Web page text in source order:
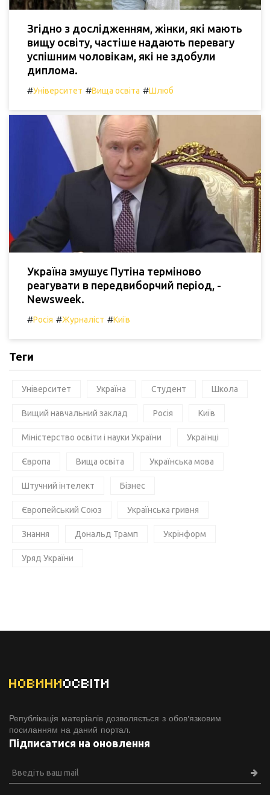
Згідно з дослідженням, жінки, які мають
вищу освіту, частіше надають перевагу
успішним чоловікам, які не здобули
диплома.
#Університет #Вища освіта #Шлюб
Україна змушує Путіна терміново
реагувати в передвиборчий період, -
Newsweek.
#Росія #Журналіст #Київ
Теги
Університет Україна Студент Школа
Вищий навчальний заклад Росія Київ
Міністерство освіти і науки України Українці
Європа Вища освіта Українська мова
Штучний інтелект Бізнес
Європейський Союз Українська гривня
Знання Дональд Трамп Укрінформ
Уряд України
НОВИНИОСВІТИ
Републікація матеріалів дозволяється з обов'язковим
посиланням на даний портал.
Підписатися на оновлення